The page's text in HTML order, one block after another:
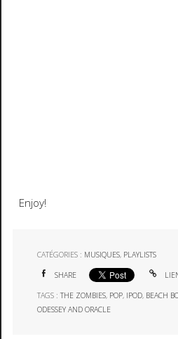
Enjoy!
CATÉGORIES : MUSIQUES, PLAYLISTS
SHARE
TAGS :THE ZOMBIES, POP, IPOD, BEACH
ODESSEY AND ORACLE